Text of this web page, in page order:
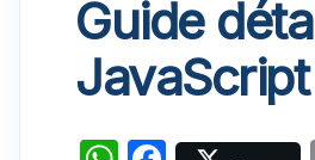
Guide
JavaScript